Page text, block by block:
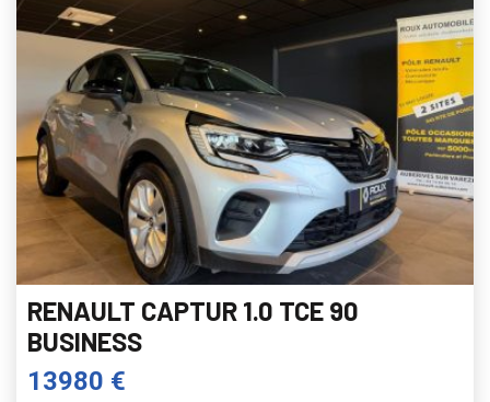
RENAULT CAPTUR 1.0 TCE 90
BUSINESS
13980 €